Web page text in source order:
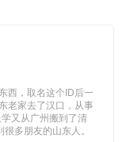
西，取名这个ID后一
老家去了汉口，从事
又从广州搬到了清
多朋友的山东人。